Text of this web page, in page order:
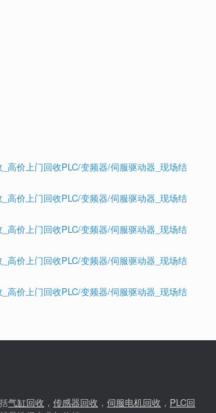
高价上门回收PLC/变频器/伺服驱动器_现场结
高价上门回收PLC/变频器/伺服驱动器_现场结
高价上门回收PLC/变频器/伺服驱动器_现场结
高价上门回收PLC/变频器/伺服驱动器_现场结
高价上门回收PLC/变频器/伺服驱动器_现场结
气缸回收 ， 传感器回收 ， 伺服电机回收 ， PLC回